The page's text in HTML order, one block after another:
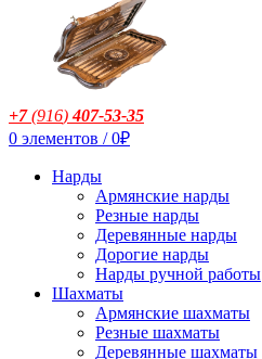
+7(916)407-53-35
0 элементов / 0₽
Нарды
Армянские нарды
Резные нарды
Деревянные нарды
Дорогие нарды
Нарды ручной работы
Шахматы
Армянские шахматы
Резные шахматы
Деревянные шахматы